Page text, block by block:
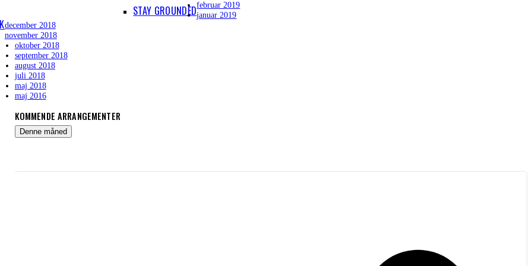
STAY GROUNDEDfebruar 2019
januar 2019
december 2018
november 2018
oktober 2018
september 2018
august 2018
juli 2018
maj 2018
maj 2016
KOMMENDE ARRANGEMENTER
Denne måned